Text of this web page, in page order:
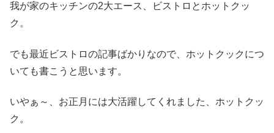
我が家のキッチンの2大エース、ビストロとホットクッ
ク。
でも最近ビストロの記事ばかりなので、ホットクックにつ
いても書こうと思います。
いやぁ～、お正月には大活躍してくれました、ホットクッ
ク。